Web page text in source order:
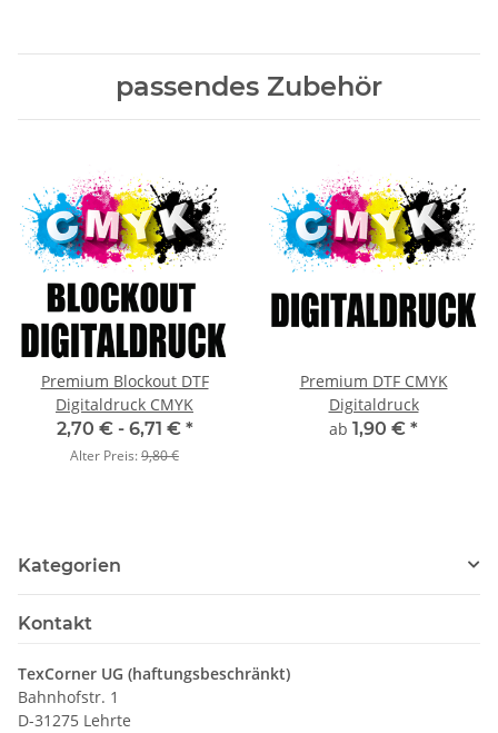
passendes Zubehör
Premium Blockout DTF
Digitaldruck CMYK
2,70 € - 6,71 € *
Alter Preis:9,80 €
Premium DTF CMYK
Digitaldruck
ab 1,90 € *
Kategorien
Kontakt
TexCorner UG (haftungsbeschränkt)
Bahnhofstr. 1
D-31275 Lehrte